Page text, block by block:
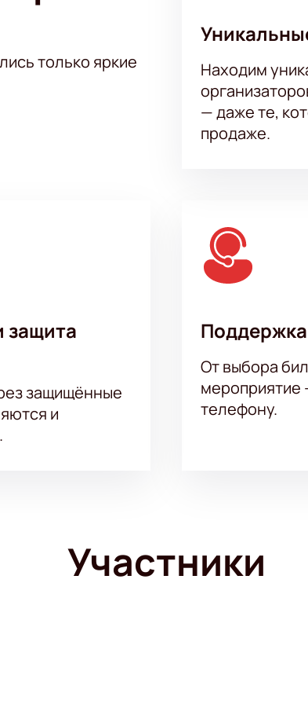
концерт Андрея Атласа в Конгресс-Холле
уютной и атмосферной обстановке. Билеты уже в
обладателей билета на это незабываемое
только яркие
Находим
— даже те,
продаже.
защита
защищённые
и
От выбора
мероприятие
телефону.
Участники